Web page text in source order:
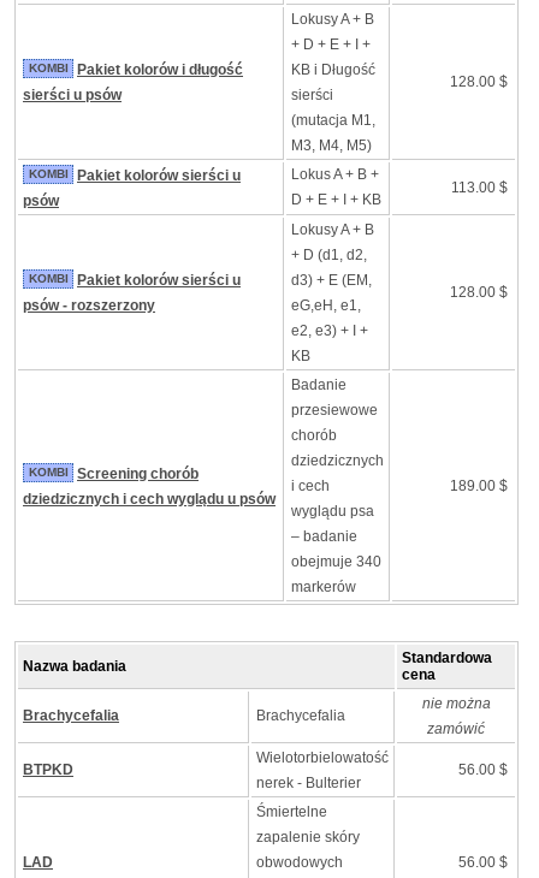
KOMBI
Pakiet kolorów i długość
sierści u psów
Lokusy A + B
+ D + E + I +
KB i Długość
sierści
(mutacja M1,
M3, M4, M5)
128.00 $
KOMBI
Pakiet kolorów sierści u
psów
Lokus A + B +
D + E + I + KB
113.00 $
KOMBI
Pakiet kolorów sierści u
psów - rozszerzony
Lokusy A + B
+ D (d1, d2,
d3) + E (EM,
eG,eH, e1,
e2, e3) + I +
KB
128.00 $
KOMBI
Screening chorób
dziedzicznych i cech wyglądu u psów
Badanie
przesiewowe
chorób
dziedzicznych
i cech
wyglądu psa
– badanie
obejmuje 340
markerów
189.00 $
Nazwa badania
Standardowa
cena
Brachycefalia Brachycefalia
nie można
zamówić
BTPKD
Wielotorbielowatość
nerek - Bulterier
56.00 $
LAD
Śmiertelne
zapalenie skóry
obwodowych
56.00 $